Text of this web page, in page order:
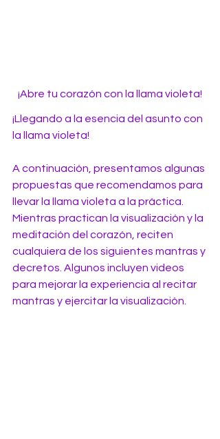
¡Abre tu corazón con la llama violeta!
¡Llegando a la esencia del asunto con
la llama violeta!
A continuación, presentamos algunas
propuestas que recomendamos para
llevar la llama violeta a la práctica.
Mientras practican la visualización y la
meditación del corazón, reciten
cualquiera de los siguientes mantras y
decretos. Algunos incluyen videos
para mejorar la experiencia al recitar
mantras y ejercitar la visualización.